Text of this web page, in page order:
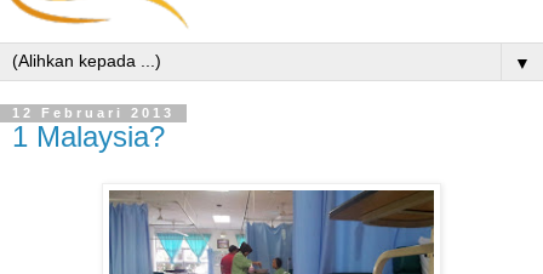
▼
12 Februari 2013
1 Malaysia?